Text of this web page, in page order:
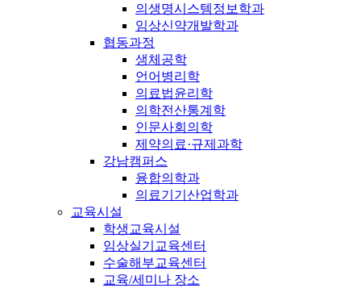
의생명시스템정보학과
임상신약개발학과
협동과정
생체공학
언어병리학
의료법윤리학
의학전산통계학
인문사회의학
제약의료·규제과학
강남캠퍼스
융합의학과
의료기기산업학과
교육시설
학생교육시설
임상실기교육센터
수술해부교육센터
교육/세미나 장소